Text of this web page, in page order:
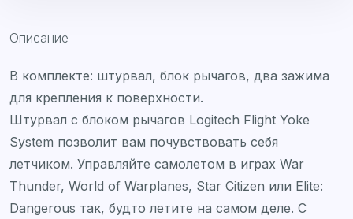
Описание
В комплекте: штурвал, блок рычагов, два зажима
для крепления к поверхности.
Штурвал с блоком рычагов Logitech Flight Yoke
System позволит вам почувствовать себя
летчиком. Управляйте самолетом в играх War
Thunder, World of Warplanes, Star Citizen или Elite:
Dangerous так, будто летите на самом деле. С